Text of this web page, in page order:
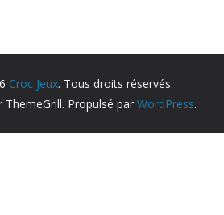
Croc Jeux. Tous droits réservés.
ThemeGrill. Propulsé par WordPress.